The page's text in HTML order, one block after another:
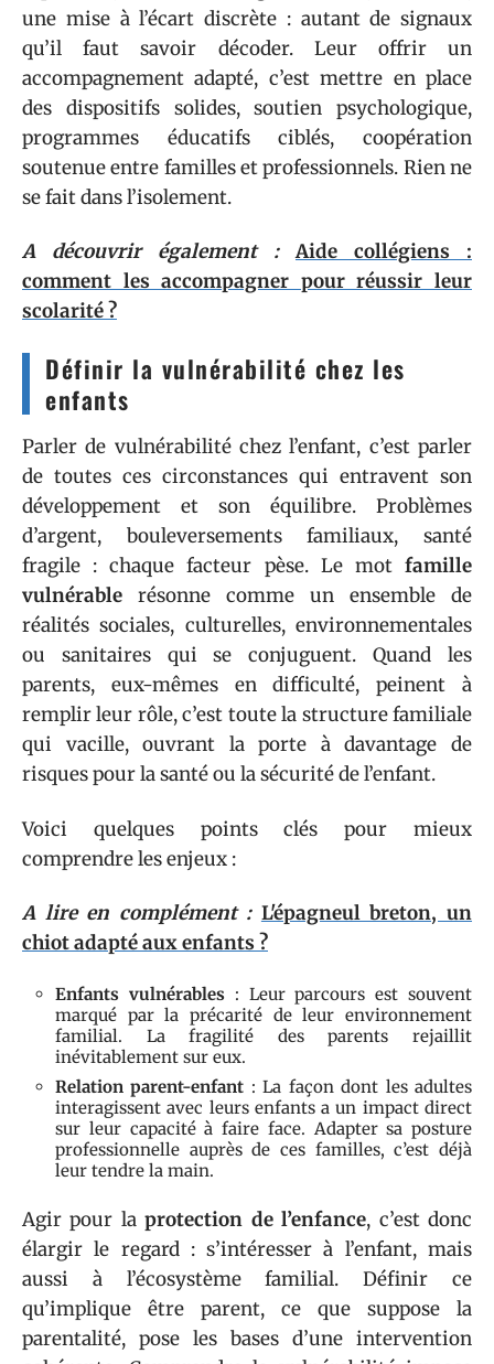
une mise à l’écart discrète : autant de signaux
qu’il faut savoir décoder. Leur offrir un
accompagnement adapté, c’est mettre en place
des dispositifs solides, soutien psychologique,
programmes éducatifs ciblés, coopération
soutenue entre familles et professionnels. Rien ne
se fait dans l’isolement.
A découvrir également :
Aide collégiens :
comment les accompagner pour réussir leur
scolarité ?
Définir la vulnérabilité chez les
enfants
Parler de vulnérabilité chez l’enfant, c’est parler
de toutes ces circonstances qui entravent son
développement et son équilibre. Problèmes
d’argent, bouleversements familiaux, santé
fragile : chaque facteur pèse. Le mot famille
vulnérable résonne comme un ensemble de
réalités sociales, culturelles, environnementales
ou sanitaires qui se conjuguent. Quand les
parents, eux-mêmes en difficulté, peinent à
remplir leur rôle, c’est toute la structure familiale
qui vacille, ouvrant la porte à davantage de
risques pour la santé ou la sécurité de l’enfant.
Voici quelques points clés pour mieux
comprendre les enjeux :
A lire en complément : L'épagneul breton, un
chiot adapté aux enfants ?
Enfants vulnérables: Leur parcours est souvent
marqué par la précarité de leur environnement
familial. La fragilité des parents rejaillit
inévitablement sur eux.
Relation parent-enfant : La façon dont les adultes
interagissent avec leurs enfants a un impact direct
sur leur capacité à faire face. Adapter sa posture
professionnelle auprès de ces familles, c’est déjà
leur tendre la main.
Agir pour laprotection de l’enfance, c’est donc
élargir le regard : s’intéresser à l’enfant, mais
aussi à l’écosystème familial. Définir ce
qu’implique être parent, ce que suppose la
parentalité, pose les bases d’une intervention